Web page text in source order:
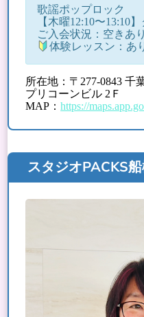
歌謡ポップロック
【木曜12:10〜13:10
ご入会状況：空きあり
体験レッスン：あ
所在地：〒277-0843 千
プリコーンビル 2Ｆ
MAP：https://
スタジオPACKS